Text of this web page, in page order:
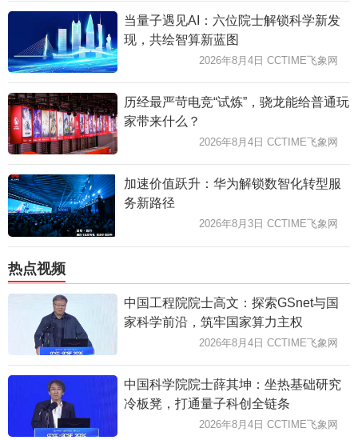
当量子遇见AI：六位院士解锁科学新发
现，共绘智算新蓝图
2026年8月4日 CCTIME飞象网
历经最严苛电竞“试炼”，骁龙能给普通玩
家带来什么？
2026年8月4日 CCTIME飞象网
加速价值跃升：华为解锁数智化转型服
务新路径
2026年8月3日 CCTIME飞象网
热点视频
中国工程院院士高文：探索GSnet与国
家科学前沿，筑牢国家算力主权
2026年8月4日 CCTIME飞象网
中国科学院院士薛其坤：坐热基础研究
冷板凳，打通量子科创全链条
2026年8月4日 CCTIME飞象网